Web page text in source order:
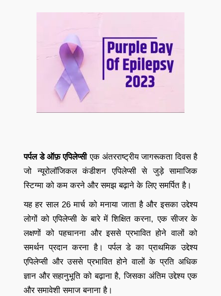
पर्पल डे ऑफ़ एपिलेप्सीएक अंतरराष्ट्रीय जागरूकता दिवस है
जो न्यूरोलॉजिकल कंडीशन एपिलेप्सी से जुड़े सामाजिक
स्टिग्मा को कम करने और समझ बढ़ाने के लिए समर्पित है।
यह हर साल 26 मार्च को मनाया जाता है और इसका उद्देश्य
लोगों को एपिलेप्सी के बारे में शिक्षित करना, एक सीजर के
लक्षणों को पहचानना और इससे प्रभावित होने वालों को
समर्थन प्रदान करना है। पर्पल डे का प्राथमिक उद्देश्य
एपिलेप्सी और उससे प्रभावित होने वालों के प्रति अधिक
ज्ञान और सहानुभूति को बढ़ाना है, जिसका अंतिम उद्देश्य एक
और समावेशी समाज बनाना है।